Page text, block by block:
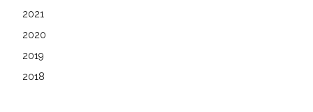
2021
2020
2019
2018